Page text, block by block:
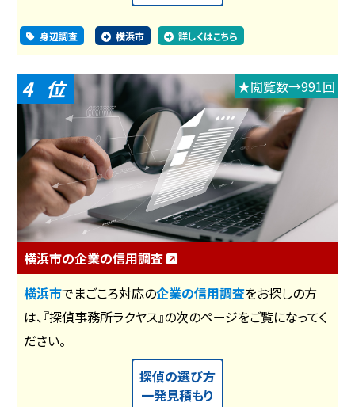
身辺調査 横浜市 詳しくはこちら
4 ★閲覧数→991回
横浜市の企業の信用調査
横浜市でまごころ対応の企業の信用調査をお探しの方
は、『探偵事務所ラクヤス』の次のページをご覧になってく
ださい。
探偵の選び方
一発見積もり